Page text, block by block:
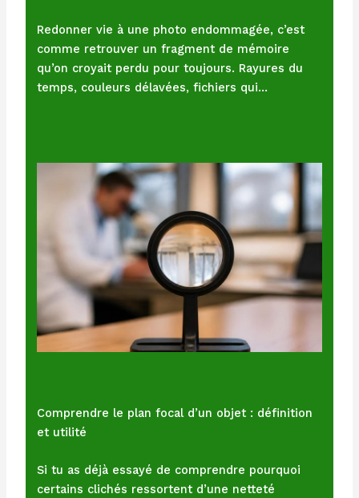
Redonner vie à une photo endommagée, c’est
comme retrouver un fragment de mémoire
qu’on croyait perdu pour toujours. Rayures du
temps, couleurs délavées, fichiers qui…
Comprendre le plan focal d’un objet : définition
et utilité
Si tu as déjà essayé de comprendre pourquoi
certains clichés ressortent d’une netteté